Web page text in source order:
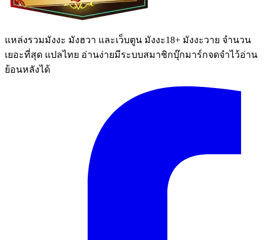
แหล่งรวมมังงะ มังฮวา และเว็บตูน มังงะ18+ มังงะวาย จำนวน
เยอะที่สุด แปลไทย อ่านง่ายมีระบบสมาชิกบุ๊กมาร์กจดจำไว้อ่าน
ย้อนหลังได้